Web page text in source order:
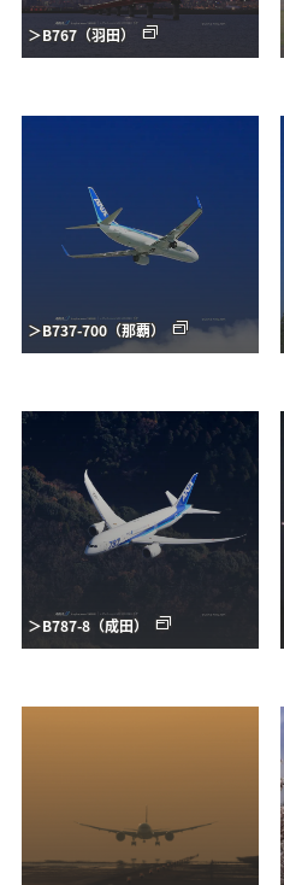
＞B767（羽田）
＞B737-700（那覇）
＞B787-8（成田）